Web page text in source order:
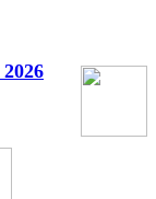
2026